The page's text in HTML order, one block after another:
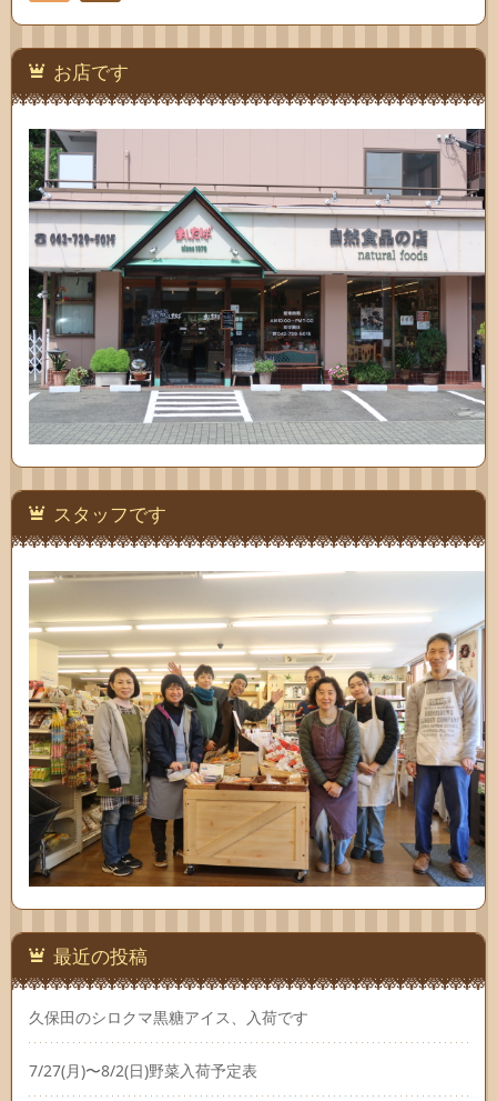
お問
い合
わせ
お店です
スタッフです
最近の投稿
久保田のシロクマ黒糖アイス、入荷です
7/27(月)〜8/2(日)野菜入荷予定表